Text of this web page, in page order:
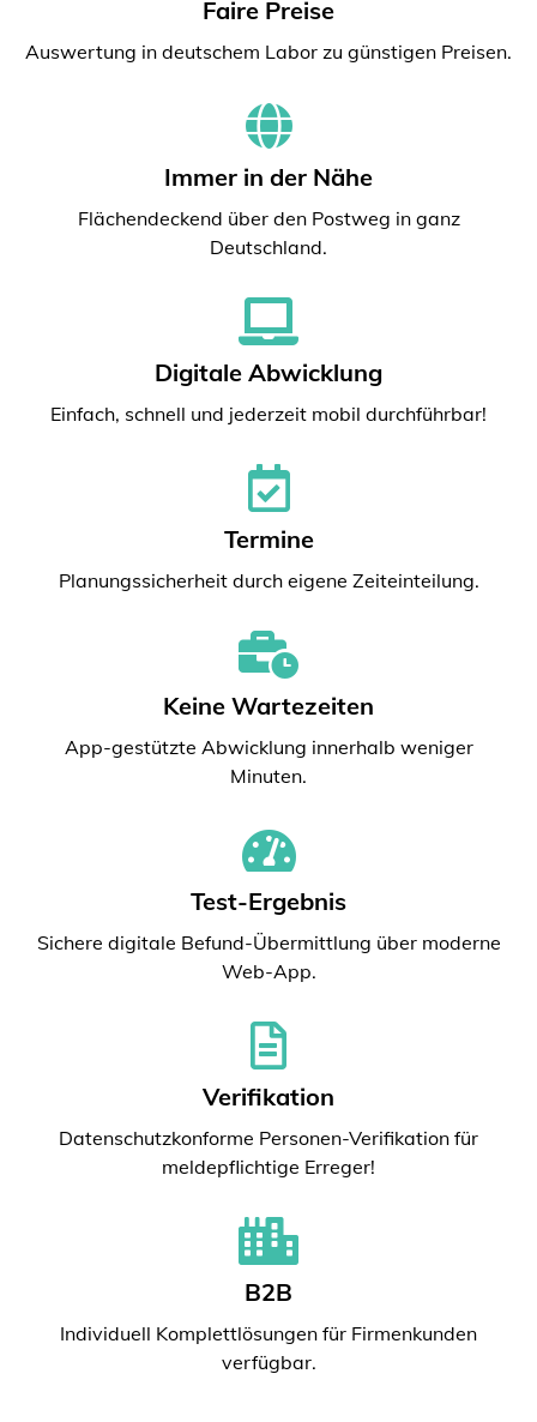
Faire Preise
Auswertung in deutschem Labor zu günstigen Preisen.
Immer in der Nähe
Flächendeckend über den Postweg in ganz
Deutschland.
Digitale Abwicklung
Einfach, schnell und jederzeit mobil durchführbar!
Termine
Planungssicherheit durch eigene Zeiteinteilung.
Keine Wartezeiten
App-gestützte Abwicklung innerhalb weniger
Minuten.
Test-Ergebnis
Sichere digitale Befund-Übermittlung über moderne
Web-App.
Verifikation
Datenschutzkonforme Personen-Verifikation für
meldepflichtige Erreger!
B2B
Individuell Komplettlösungen für Firmenkunden
verfügbar.